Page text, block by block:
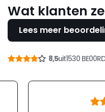
Wat klanten
Lees meer
8,5uit1530